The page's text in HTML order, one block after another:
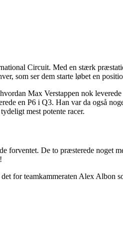
Circuit. Med en stærk
som ser dem starte løbet en
Max Verstappen nok
en P6 i Q3. Han var da også
mest potente racer.
forventet. De to præsterede noget
for teamkammeraten Alex Albon